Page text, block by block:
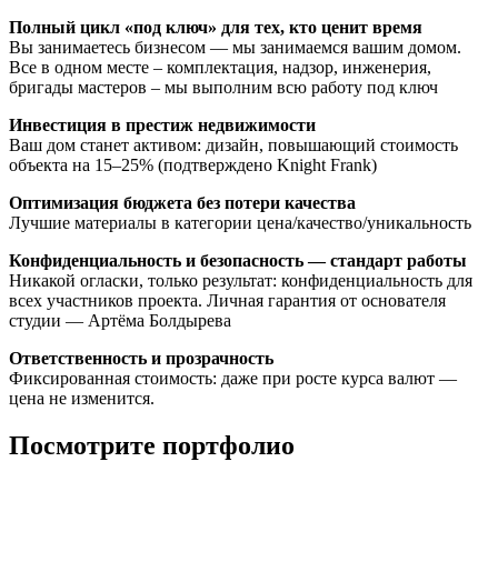
Полный цикл «под ключ» для тех, кто ценит время
Вы занимаетесь бизнесом — мы занимаемся вашим домом.
Все в одном месте – комплектация, надзор, инженерия,
бригады мастеров – мы выполним всю работу под ключ
Инвестиция в престиж недвижимости
Ваш дом станет активом: дизайн, повышающий стоимость
объекта на 15–25% (подтверждено Knight Frank)
Оптимизация бюджета без потери качества
Лучшие материалы в категории цена/качество/уникальность
Конфиденциальность и безопасность — стандарт работы
Никакой огласки, только результат: конфиденциальность для
всех участников проекта. Личная гарантия от основателя
студии — Артёма Болдырева
Ответственность и прозрачность
Фиксированная стоимость: даже при росте курса валют —
цена не изменится.
Посмотрите портфолио